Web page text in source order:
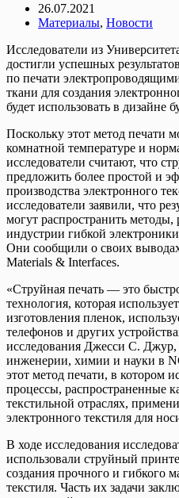
26.07.2021
Материалы, Новости
Исследователи из
достигли успешных
по печати
ткани для создания
будет использовать в дизайне
Поскольку этот метод печати
комнатной температуре и
исследователи считают, что
предложить более простой и
производства электронного
исследователи заявили, что
могут распространить методы,
индустрии гибкой
Они сообщили о своих
Materials & Interfaces.
«Струйная печать — это
технология, которая
изготовления пленок,
телефонов и других
исследования Джесси С. Джур,
инженерии, химии и науки в
этот метод печати, в котором
процессы, распространенные
текстильной отраслях,
электронного текстиля для
В ходе исследования
использовали струйный
создания прочного и гибкого
текстиля. Часть их задачи